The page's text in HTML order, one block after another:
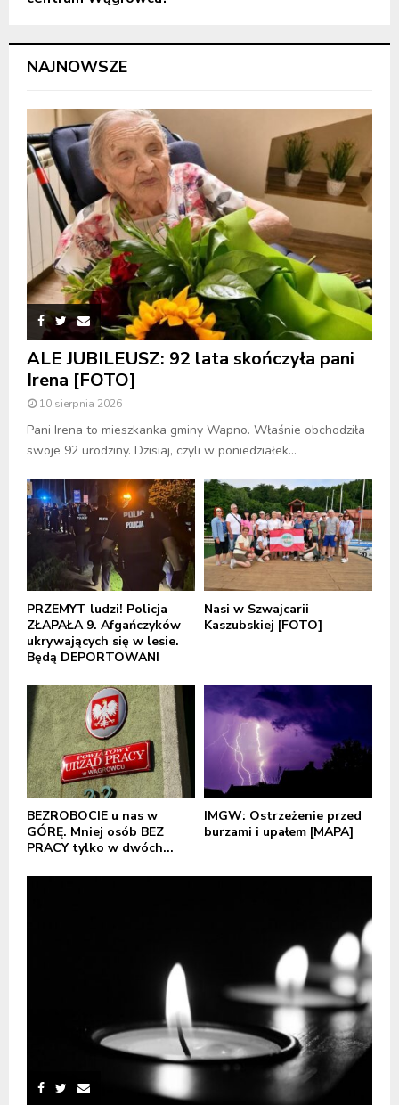
NAJNOWSZE
ALE JUBILEUSZ: 92 lata skończyła pani
Irena [FOTO]
10 sierpnia 2026
Pani Irena to mieszkanka gminy Wapno. Właśnie obchodziła
swoje 92 urodziny. Dzisiaj, czyli w poniedziałek...
PRZEMYT ludzi! Policja
ZŁAPAŁA 9. Afgańczyków
ukrywających się w lesie.
Będą DEPORTOWANI
Nasi w Szwajcarii
Kaszubskiej [FOTO]
BEZROBOCIE u nas w
GÓRĘ. Mniej osób BEZ
PRACY tylko w dwóch...
IMGW: Ostrzeżenie przed
burzami i upałem [MAPA]